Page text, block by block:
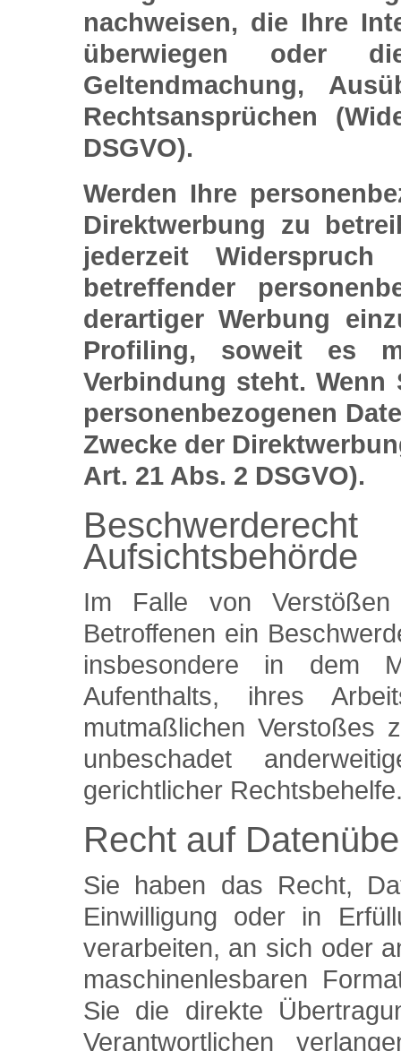
nachweisen, die Ihre
überwiegen oder
Geltendmachung,
Rechtsansprüchen
DSGVO).
Werden Ihre
Direktwerbung zu
jederzeit
betreffender
derartiger Werbung
Profiling, soweit es
Verbindung steht. Wenn
personenbezogenen
Zwecke der
Art. 21 Abs. 2 DSGVO).
Aufsichtsbehörde
Im Falle von
Betroffenen ein
insbesondere in dem
Aufenthalts, ihres
mutmaßlichen Verstoßes
unbeschadet
gerichtlicher
Recht auf
Sie haben das Recht,
Einwilligung oder in
verarbeiten, an sich oder
maschinenlesbaren
Sie die direkte
Verantwortlichen